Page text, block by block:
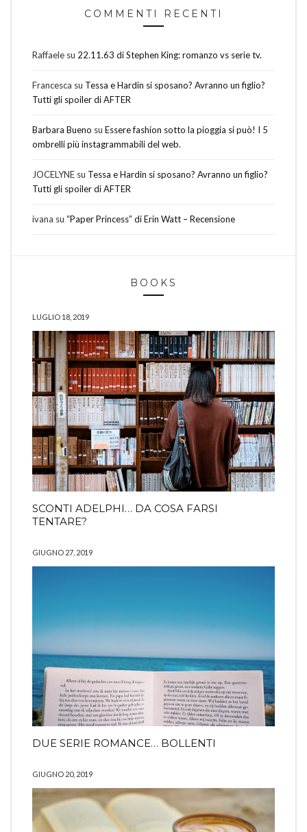
COMMENTI RECENTI
Raffaele su 22.11.63 di Stephen King: romanzo vs serie tv.
Francesca su Tessa e Hardin si sposano? Avranno un figlio?
Tutti gli spoiler di AFTER
Barbara Bueno su Essere fashion sotto la pioggia si può! I 5
ombrelli più instagrammabili del web.
JOCELYNE su Tessa e Hardin si sposano? Avranno un figlio?
Tutti gli spoiler di AFTER
ivana su “Paper Princess” di Erin Watt – Recensione
BOOKS
LUGLIO 18, 2019
SCONTI ADELPHI… DA COSA FARSI
TENTARE?
GIUGNO 27, 2019
DUE SERIE ROMANCE… BOLLENTI
GIUGNO 20, 2019